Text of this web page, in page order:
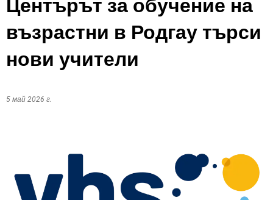
Deutsch MENÜ
Центърът за обучение на
възрастни в Родгау търси
нови учители
5 май 2026 г.